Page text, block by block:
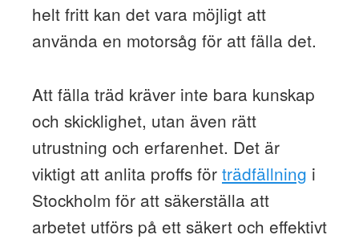
helt fritt kan det vara möjligt att
använda en motorsåg för att fälla det.
Att fälla träd kräver inte bara kunskap
och skicklighet, utan även rätt
utrustning och erfarenhet. Det är
viktigt att anlita proffs för trädfällning i
Stockholm för att säkerställa att
arbetet utförs på ett säkert och effektivt